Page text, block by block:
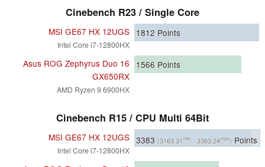
Cinebench R23 / Single Core
MSI GE67 HX 12UGS
Intel Core i7-12800HX
1812 Points
Asus ROG Zephyrus Duo 16
GX650RX
AMD Ryzen 9 6900HX
1566 Points
Cinebench R15 / CPU Multi 64Bit
MSI GE67 HX 12UGS
Intel Core i7-12800HX
3383 (3163.31min - 3383.24max) Points